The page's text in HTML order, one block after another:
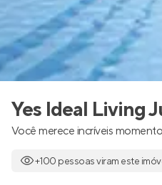
Yes Ideal Living
Você merece incríveis
+100 pessoas viram este